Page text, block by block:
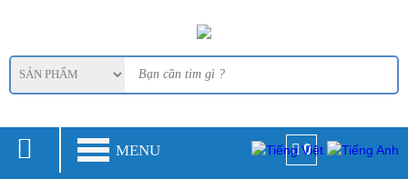
MENU 0